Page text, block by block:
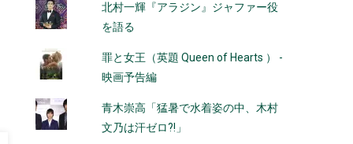
北村一輝『アラジン』ジャファー役
を語る
罪と女王（英題 Queen of Hearts ） -
映画予告編
青木崇高「猛暑で水着姿の中、木村
文乃は汗ゼロ?!」